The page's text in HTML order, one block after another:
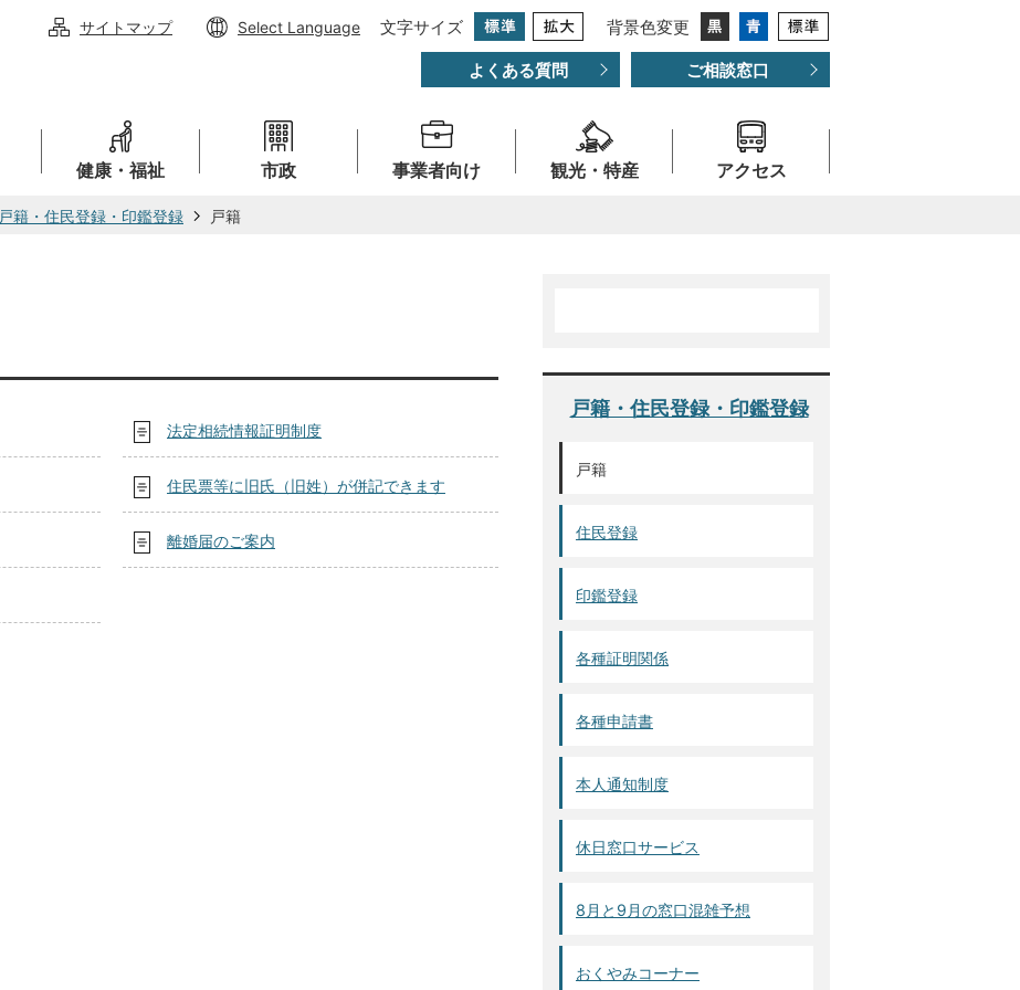
サイトマップ Select Language 文字サイズ 背景色変更
よくある質問 ご相談窓口
健康・福祉 市政 事業者向け 観光・特産 アクセス
戸籍・住民登録・印鑑登録 戸籍
法定相続情報証明制度
住民票等に旧氏（旧姓）が併記できます
離婚届のご案内
戸籍・住民登録・印鑑登録
戸籍
住民登録
印鑑登録
各種証明関係
各種申請書
本人通知制度
休日窓口サービス
8月と9月の窓口混雑予想
おくやみコーナー